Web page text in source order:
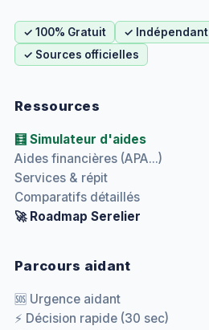
✓ 100% Gratuit
✓ Indépendant
✓ Sources officielles
Ressources
🧮 Simulateur d'aides
Aides financières (APA...)
Services & répit
Comparatifs détaillés
🚀 Roadmap Serelier
Parcours aidant
🆘 Urgence aidant
⚡ Décision rapide (30 sec)